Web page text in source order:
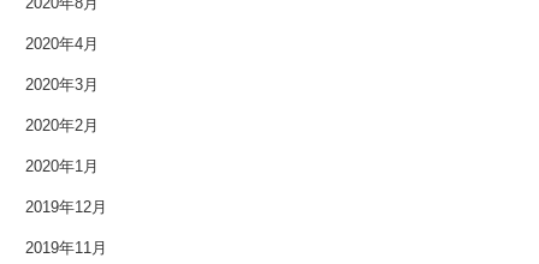
2020年4月
2020年3月
2020年2月
2020年1月
2019年12月
2019年11月